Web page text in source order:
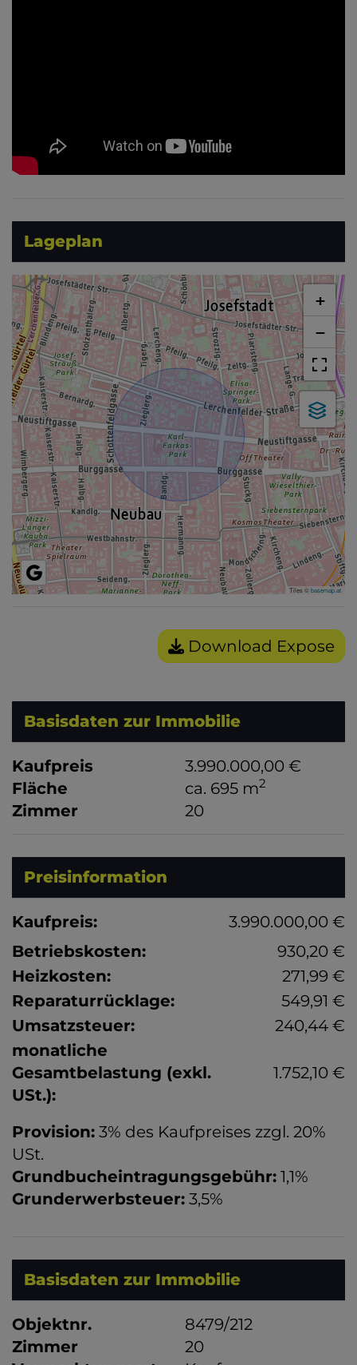
Lageplan
+
−
Tiles ©basemap.at
Download Expose
Basisdaten zur Immobilie
Kaufpreis
3.990.000,00 €
Fläche
ca. 695 m2
Zimmer 20
Preisinformation
Kaufpreis:
3.990.000,00 €
Betriebskosten:
930,20 €
Heizkosten:
271,99 €
Reparaturrücklage:
549,91 €
Umsatzsteuer:
240,44 €
monatliche
Gesamtbelastung (exkl.
USt.):
1.752,10 €
Provision: 3% des Kaufpreises zzgl. 20%
USt.
Grundbucheintragungsgebühr: 1,1%
Grunderwerbsteuer: 3,5%
Basisdaten zur Immobilie
Objektnr.
8479/212
Zimmer
20